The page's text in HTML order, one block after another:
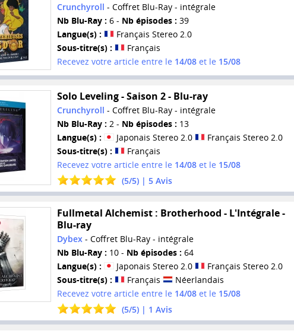
Crunchyroll - Coffret Blu-Ray - intégrale
Nb Blu-Ray : 6 - Nb épisodes : 39
Langue(s) :
Français Stereo 2.0
Sous-titre(s) :
Français
Recevez votre article entre le 14/08et le 15/08
Solo Leveling - Saison 2 - Blu-ray
Crunchyroll - Coffret Blu-Ray - intégrale
Nb Blu-Ray : 2 - Nb épisodes : 13
Langue(s) :
Japonais Stereo 2.0
Français Stereo 2.0
Sous-titre(s) :
Français
Recevez votre article entre le 14/08et le 15/08
(5/5) | 5Avis
Fullmetal Alchemist : Brotherhood - L'Intégrale -
Blu-ray
Dybex- Coffret Blu-Ray - intégrale
Nb Blu-Ray : 10 - Nb épisodes : 64
Langue(s) :
Japonais Stereo 2.0
Français Stereo 2.0
Sous-titre(s) :
Français
Néerlandais
Recevez votre article entre le 14/08et le 15/08
(5/5) | 1 Avis